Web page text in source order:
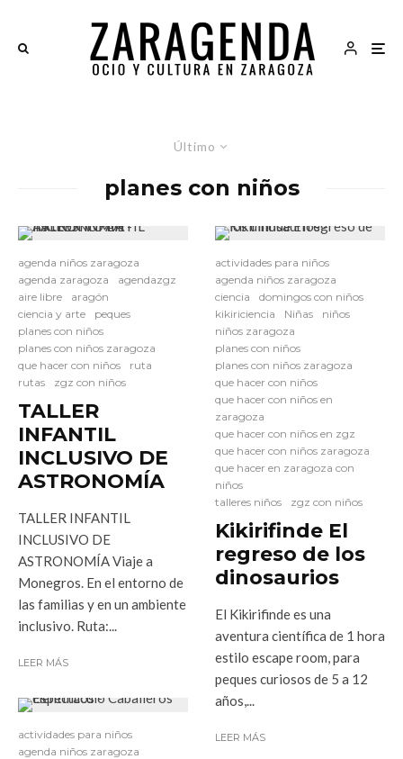
Último
planes con niños
agenda niños zaragoza
agenda zaragoza
agendazgz
aire libre
aragón
ciencia y arte
peques
planes con niños
planes con niños zaragoza
que hacer con niños
ruta
rutas
zgz con niños
TALLER
INFANTIL
INCLUSIVO DE
ASTRONOMÍA
TALLER INFANTIL
INCLUSIVO DE
ASTRONOMÍA Viaje a
Monegros. En el entorno de
las familias y en un ambiente
inclusivo. Ruta:...
LEER MÁS
actividades para niños
agenda niños zaragoza
actividades para niños
agenda niños zaragoza
ciencia
domingos con niños
kikiriciencia
Niñas
niños
niños zaragoza
planes con niños
planes con niños zaragoza
que hacer con niños
que hacer con niños en
zaragoza
que hacer con niños en zgz
que hacer con niños zaragoza
que hacer en zaragoza con
niños
talleres niños
zgz con niños
Kikirifinde El
regreso de los
dinosaurios
El Kikirifinde es una
aventura científica de 1 hora
estilo escape room, para
peques curiosos de 5 a 12
años,...
LEER MÁS